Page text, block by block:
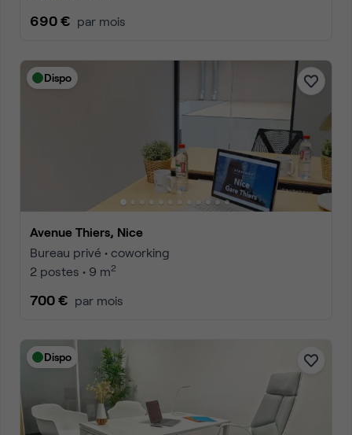
690 € par mois
Dispo
Avenue Thiers, Nice
Bureau privé • coworking
2 postes • 9 m2
700 € par mois
Dispo